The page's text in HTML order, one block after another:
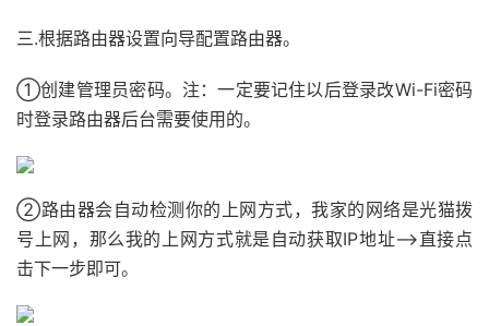
三.根据路由器设置向导配置路由器。
①创建管理员密码。注：一定要记住以后登录改Wi-Fi密码
时登录路由器后台需要使用的。
②路由器会自动检测你的上网方式，我家的网络是光猫拨
号上网，那么我的上网方式就是自动获取IP地址——>直接点
击下一步即可。